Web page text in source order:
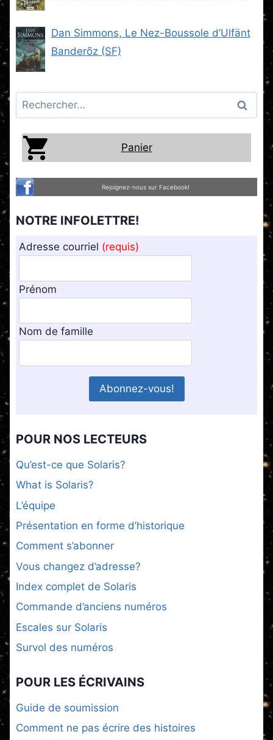
Dan Simmons, Le Nez-Boussole d’Ulfänt
Banderõz (SF)
Rechercher :
Panier
Rejoignez-nous sur Facebook!
NOTRE INFOLETTRE!
Adresse courriel (requis)
Prénom
Nom de famille
POUR NOS LECTEURS
Qu’est-ce que Solaris?
What is Solaris?
L’équipe
Présentation en forme d’historique
Comment s’abonner
Vous changez d’adresse?
Index complet de Solaris
Commande d’anciens numéros
Escales sur Solaris
Survol des numéros
POUR LES ÉCRIVAINS
Guide de soumission
Comment ne pas écrire des histoires